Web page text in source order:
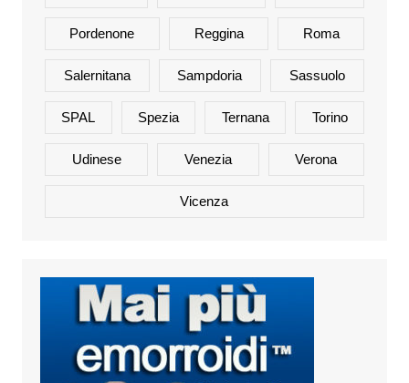
Pordenone Reggina Roma
Salernitana Sampdoria Sassuolo
SPAL Spezia Ternana Torino
Udinese Venezia Verona
Vicenza